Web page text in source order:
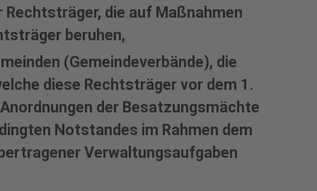
die auf Maßnahmen
beruhen,
(Gemeindeverbände), die
diese Rechtsträger vor dem 1.
der Besatzungsmächte
Notstandes im Rahmen dem
Verwaltungsaufgaben